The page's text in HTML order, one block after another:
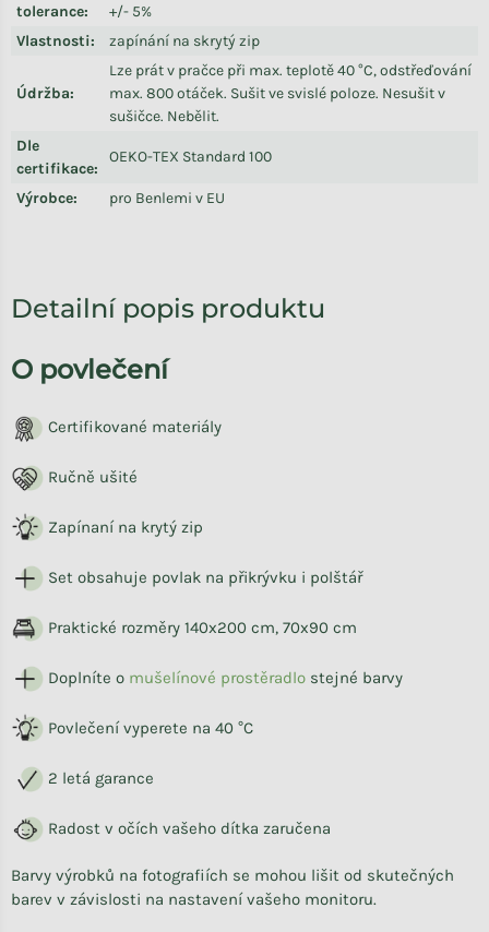
tolerance:
+/- 5%
Vlastnosti: zapínání na skrytý zip
Údržba:
Lze prát v pračce při max. teplotě 40 °C, odstřeďování
max. 800 otáček. Sušit ve svislé poloze. Nesušit v
sušičce. Nebělit.
Dle
certifikace:
OEKO-TEX Standard 100
Výrobce: pro Benlemi v EU
Detailní popis produktu
O povlečení
Certifikované materiály
Ručně ušité
Zapínaní na krytý zip
Set obsahuje povlak na přikrývku i polštář
Praktické rozměry 140x200 cm, 70x90 cm
Doplníte o mušelínové prostěradlo stejné barvy
Povlečení vyperete na 40 °C
2 letá garance
Radost v očích vašeho dítka zaručena
Barvy výrobků na fotografiích se mohou lišit od skutečných
barev v závislosti na nastavení vašeho monitoru.